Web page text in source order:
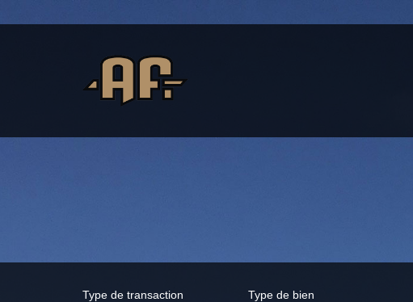
Type de transaction Type de bien